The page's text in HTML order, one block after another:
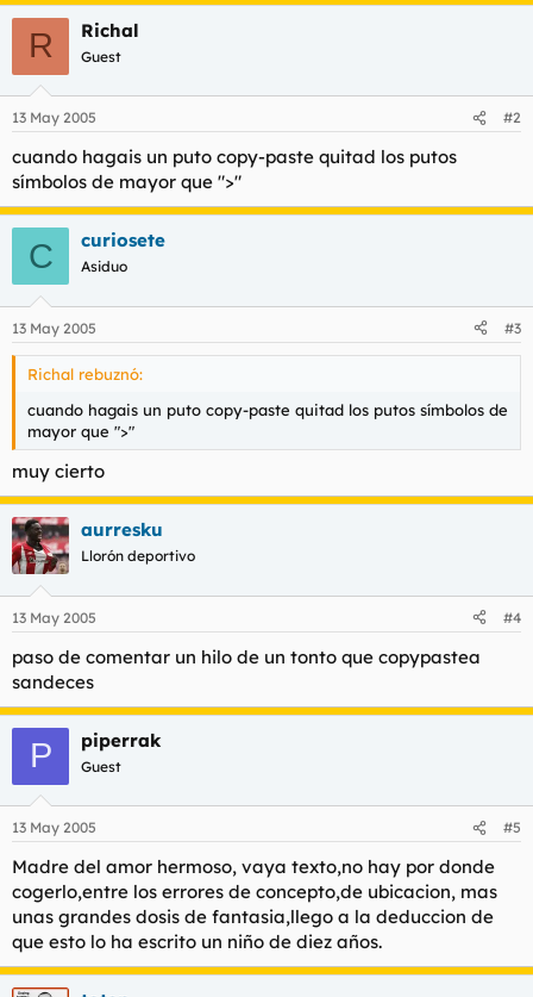
R Richal
Guest
13 May 2005 #2
cuando hagais un puto copy-paste quitad los putos
símbolos de mayor que ">"
C curiosete
Asiduo
13 May 2005 #3
Richal rebuznó:
cuando hagais un puto copy-paste quitad los putos símbolos de
mayor que ">"
muy cierto
aurresku
Llorón deportivo
13 May 2005 #4
paso de comentar un hilo de un tonto que copypastea
sandeces
P piperrak
Guest
13 May 2005 #5
Madre del amor hermoso, vaya texto,no hay por donde
cogerlo,entre los errores de concepto,de ubicacion, mas
unas grandes dosis de fantasia,llego a la deduccion de
que esto lo ha escrito un niño de diez años.